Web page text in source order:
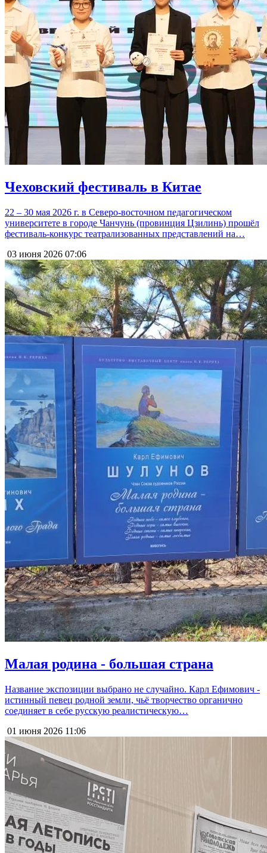
Чеховский фестиваль в Китае
22 – 30 мая 2026 г. в Северо-восточном педагогическом
университете в городе Чанчунь (провинция Цзилинь) прошёл
фестиваль-конкурс театрализованных представлений на…
03 июня 2026 07:06
Малая родина - большая страна
Название экспозиции выбрано не случайно. Карл Ефимович -
истинный певец родной земли, чьё творчество органично
соединяет в себе русскую реалистическую…
01 июня 2026 11:06